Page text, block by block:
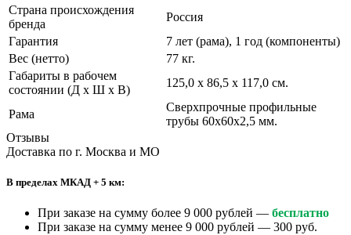
Страна происхождения
бренда
Россия
Гарантия
7 лет (рама), 1 год (компоненты)
Вес (нетто)
77 кг.
Габариты в рабочем
состоянии (Д х Ш х В)
125,0 х 86,5 х 117,0 см.
Рама
Сверхпрочные профильные
трубы 60х60х2,5 мм.
Отзывы
Доставка по г. Москва и МО
В пределах МКАД + 5 км:
При заказе на сумму более 9 000 рублей — бесплатно
При заказе на сумму менее 9 000 рублей — 300 руб.